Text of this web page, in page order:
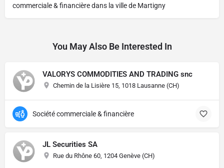
commerciale & financière dans la ville de Martigny
You May Also Be Interested In
VALORYS COMMODITIES AND TRADING snc
Chemin de la Lisière 15, 1018 Lausanne (CH)
Société commerciale & financière
JL Securities SA
Rue du Rhône 60, 1204 Genève (CH)